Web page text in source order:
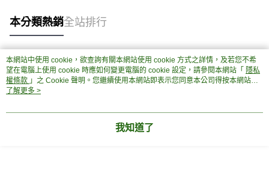
本分類熱銷全站排行
熱門標籤
本網站中使用 cookie，欲查詢有關本網站使用 cookie 方式之詳情，及若您不希
望在電腦上使用 cookie 時應如何變更電腦的 cookie 設定，請參閱本網站「 隱私
權條款 」之 Cookie 聲明。您繼續使用本網站即表示您同意本公司得按本網站使
用條款之 Cookie 聲明使用 cookie。
了解更多 >
我知道了